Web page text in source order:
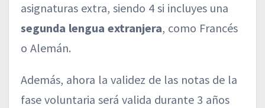
asignaturas extra, siendo 4 si incluyes una
segunda lengua extranjera, como Francés
o Alemán.
Además, ahora la validez de las notas de la
fase voluntaria será valida durante 3 años